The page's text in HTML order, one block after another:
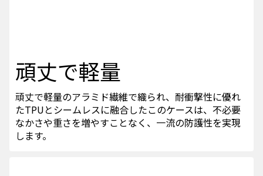
頑丈で軽量
頑丈で軽量のアラミド繊維で織られ、耐衝撃性に優れ
たTPUとシームレスに融合したこのケースは、不必要
なかさや重さを増やすことなく、一流の防護性を実現
します。